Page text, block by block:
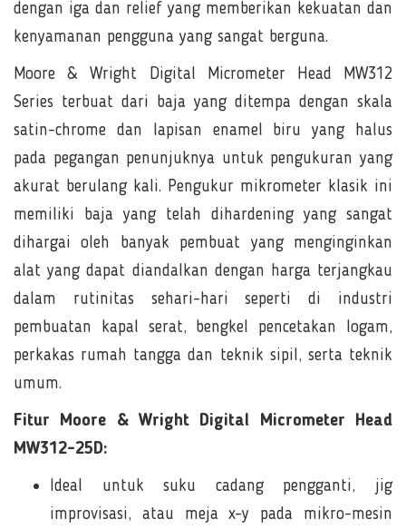
dengan iga dan relief yang memberikan kekuatan dan
kenyamanan pengguna yang sangat berguna.
Moore & Wright Digital Micrometer Head MW312
Series terbuat dari baja yang ditempa dengan skala
satin-chrome dan lapisan enamel biru yang halus
pada pegangan penunjuknya untuk pengukuran yang
akurat berulang kali. Pengukur mikrometer klasik ini
memiliki baja yang telah dihardening yang sangat
dihargai oleh banyak pembuat yang menginginkan
alat yang dapat diandalkan dengan harga terjangkau
dalam rutinitas sehari-hari seperti di industri
pembuatan kapal serat, bengkel pencetakan logam,
perkakas rumah tangga dan teknik sipil, serta teknik
umum.
Fitur Moore & Wright Digital Micrometer Head
MW312-25D:
Ideal untuk suku cadang pengganti, jig
improvisasi, atau meja x-y pada mikro-mesin